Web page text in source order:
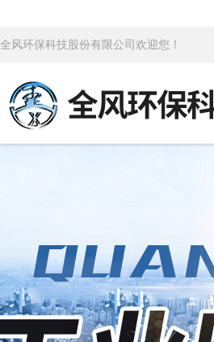
全风环保科技股份有限公司欢迎您！